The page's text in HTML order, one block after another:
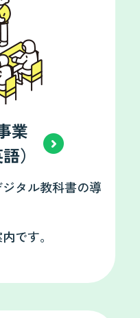
業
）
タル教科書の導
です。